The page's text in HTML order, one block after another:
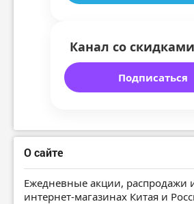
Канал со
Подписаться
О сайте
Ежедневные акции, распродажи
интернет-магазинах Китая и